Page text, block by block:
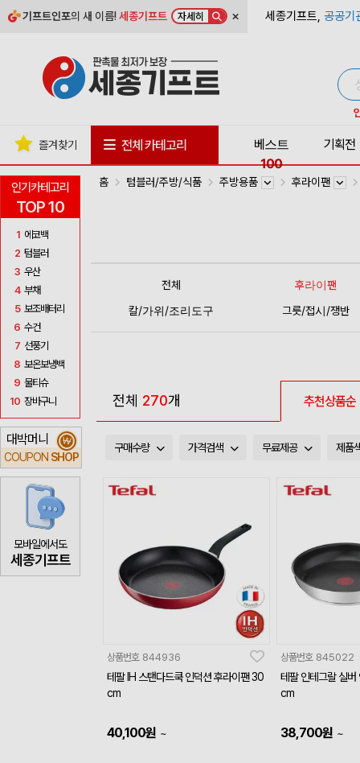
기프트인포의 새 이름!세종기프트 자세히 × 세종기프트, 공공기
인기카테고리
TOP 10
1 에코백
2 텀블러
3 우산
4 부채
5 보조배터리
6 수건
7 선풍기
8 보온보냉백
9 물티슈
10 장바구니
대박머니
COUPON SHOP
₩
모바일에서도
세종기프트
즐겨찾기 전체 카테고리
베스트
100
기획전
홈 텀블러/주방/식품 주방용품 후라이팬
전체
후라이팬
칼/가위/조리도구
그릇/접시/쟁반
전체 270개 추천상품순
구매수량 가격검색 무료제공 제품
상품번호 844936
테팔 IH 스탠다드쿡 인덕션 후라이팬 30
cm
40,100원 ~
상품번호 845022
테팔 인테그랄 실
cm
38,700원 ~